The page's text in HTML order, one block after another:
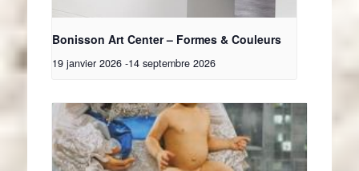
Bonisson Art Center – Formes & Couleurs
19 janvier 2026 -14 septembre 2026